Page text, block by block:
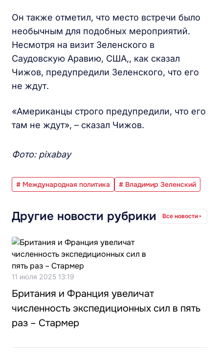
Он также отметил, что место встречи было
необычным для подобных мероприятий.
Несмотря на визит Зеленского в
Саудовскую Аравию, США,, как сказал
Чижов, предупредили Зеленского, что его
не ждут.
«Американцы строго предупредили, что его
там не ждут», – сказал Чижов.
Фото: pixabay
# Международная политика # Владимир Зеленский
Другие новости рубрики Все новости
11 июля 2025 13:19
Британия и Франция увеличат
численность экспедиционных сил в пять
раз – Стармер